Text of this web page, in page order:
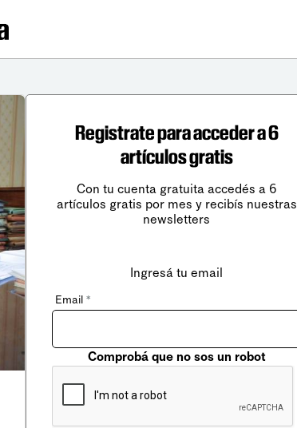
Registrate para acceder a 6
artículos gratis
Con tu cuenta gratuita accedés a 6
artículos gratis por mes y recibís nuestras
newsletters
Ingresá tu email
Email *
Comprobá que no sos un robot